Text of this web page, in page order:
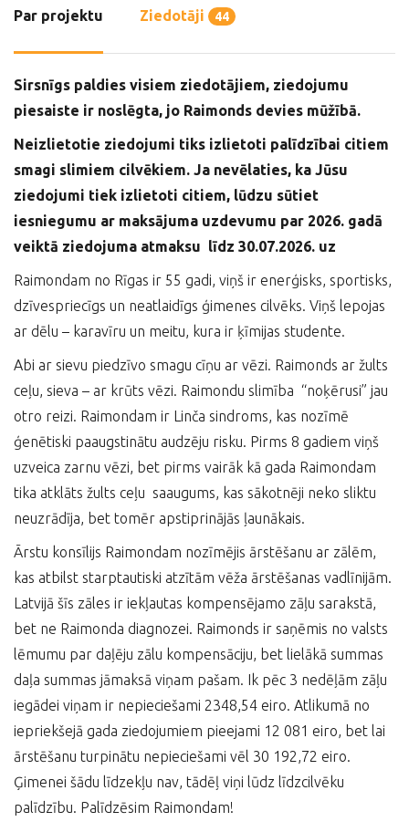
Par projektu Ziedotāji 44
Sirsnīgs paldies visiem ziedotājiem, ziedojumu
piesaiste ir noslēgta, jo Raimonds devies mūžībā.
Neizlietotie ziedojumi tiks izlietoti palīdzībai citiem
smagi slimiem cilvēkiem. Ja nevēlaties, ka Jūsu
ziedojumi tiek izlietoti citiem, lūdzu sūtiet
iesniegumu ar maksājuma uzdevumu par 2026. gadā
veiktā ziedojuma atmaksu līdz 30.07.2026. uz
Raimondam no Rīgas ir 55 gadi, viņš ir enerģisks, sportisks,
dzīvespriecīgs un neatlaidīgs ģimenes cilvēks. Viņš lepojas
ar dēlu – karavīru un meitu, kura ir ķīmijas studente.
Abi ar sievu piedzīvo smagu cīņu ar vēzi. Raimonds ar žults
ceļu, sieva – ar krūts vēzi. Raimondu slimība “noķērusi” jau
otro reizi. Raimondam ir Linča sindroms, kas nozīmē
ģenētiski paaugstinātu audzēju risku. Pirms 8 gadiem viņš
uzveica zarnu vēzi, bet pirms vairāk kā gada Raimondam
tika atklāts žults ceļu saaugums, kas sākotnēji neko sliktu
neuzrādīja, bet tomēr apstiprinājās ļaunākais.
Ārstu konsīlijs Raimondam nozīmējis ārstēšanu ar zālēm,
kas atbilst starptautiski atzītām vēža ārstēšanas vadlīnijām.
Latvijā šīs zāles ir iekļautas kompensējamo zāļu sarakstā,
bet ne Raimonda diagnozei. Raimonds ir saņēmis no valsts
lēmumu par daļēju zālu kompensāciju, bet lielākā summas
daļa summas jāmaksā viņam pašam. Ik pēc 3 nedēļām zāļu
iegādei viņam ir nepieciešami 2348,54 eiro. Atlikumā no
iepriekšejā gada ziedojumiem pieejami 12 081 eiro, bet lai
ārstēšanu turpinātu nepieciešami vēl 30 192,72 eiro.
Ģimenei šādu līdzekļu nav, tādēļ viņi lūdz līdzcilvēku
palīdzību. Palīdzēsim Raimondam!